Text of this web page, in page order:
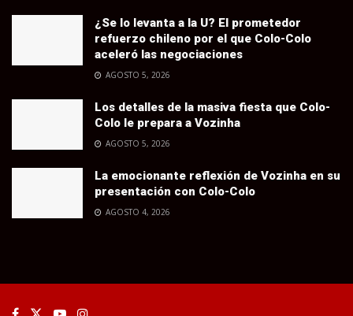
¿Se lo levanta a la U? El prometedor
refuerzo chileno por el que Colo-Colo
aceleró las negociaciones
AGOSTO 5, 2026
Los detalles de la masiva fiesta que Colo-
Colo le prepara a Vozinha
AGOSTO 5, 2026
La emocionante reflexión de Vozinha en su
presentación con Colo-Colo
AGOSTO 4, 2026